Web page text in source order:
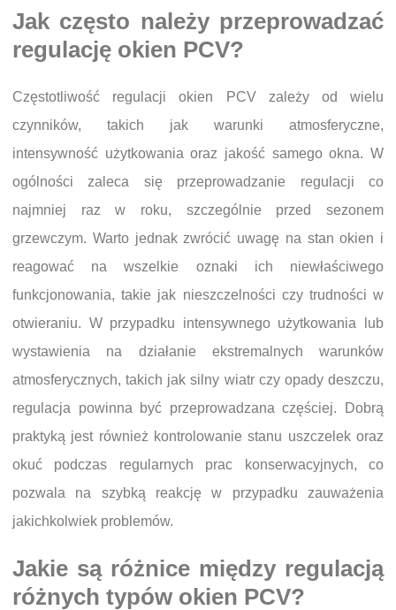
Jak często należy przeprowadzać
regulację okien PCV?
Częstotliwość regulacji okien PCV zależy od wielu
czynników, takich jak warunki atmosferyczne,
intensywność użytkowania oraz jakość samego okna. W
ogólności zaleca się przeprowadzanie regulacji co
najmniej raz w roku, szczególnie przed sezonem
grzewczym. Warto jednak zwrócić uwagę na stan okien i
reagować na wszelkie oznaki ich niewłaściwego
funkcjonowania, takie jak nieszczelności czy trudności w
otwieraniu. W przypadku intensywnego użytkowania lub
wystawienia na działanie ekstremalnych warunków
atmosferycznych, takich jak silny wiatr czy opady deszczu,
regulacja powinna być przeprowadzana częściej. Dobrą
praktyką jest również kontrolowanie stanu uszczelek oraz
okuć podczas regularnych prac konserwacyjnych, co
pozwala na szybką reakcję w przypadku zauważenia
jakichkolwiek problemów.
Jakie są różnice między regulacją
różnych typów okien PCV?